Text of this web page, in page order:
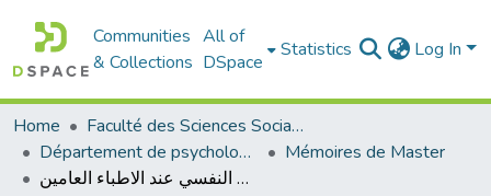
Communities
& Collections
All of
DSpace
Statistics Log In
Home
Faculté des Sciences Sociales
Département de psychologie
Mémoires de Master
الاحتراق النفسي عند الاطباء العامين